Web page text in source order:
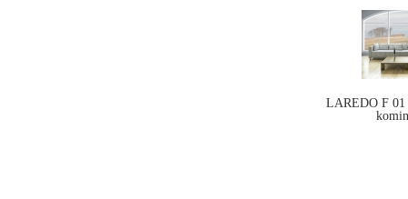
LAREDO F 01